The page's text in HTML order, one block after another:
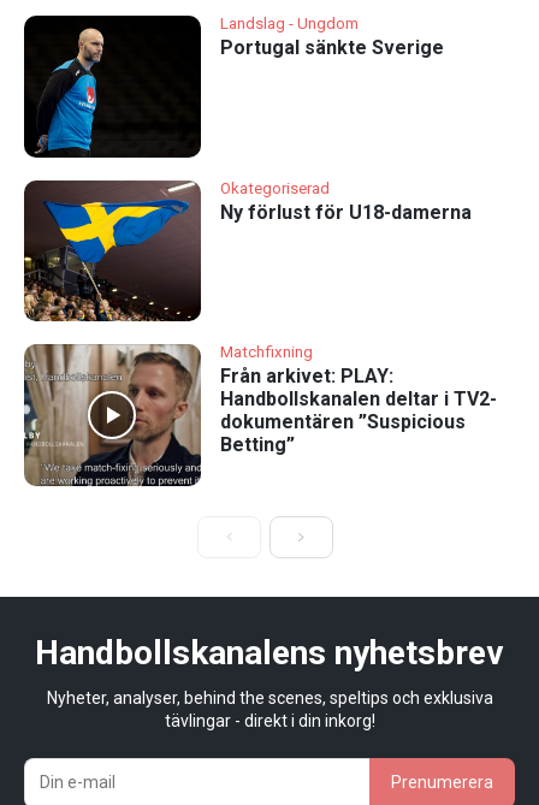
Landslag - Ungdom
Portugal sänkte Sverige
Okategoriserad
Ny förlust för U18-damerna
Matchfixning
Från arkivet: PLAY:
Handbollskanalen deltar i TV2-
dokumentären ”Suspicious
Betting”
Handbollskanalens nyhetsbrev
Nyheter, analyser, behind the scenes, speltips och exklusiva
tävlingar - direkt i din inkorg!
Prenumerera